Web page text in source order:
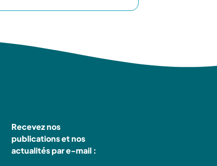
Recevez nos
publications et nos
actualités par e-mail :